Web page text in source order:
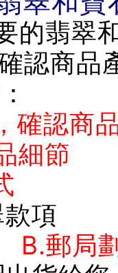
的翡翠
認商品
確認商
品細
式 F.
項
郵局劃